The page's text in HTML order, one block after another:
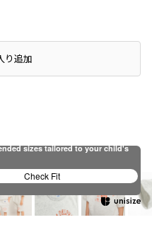
り追加
sizes tailored to your child's
Check Fit